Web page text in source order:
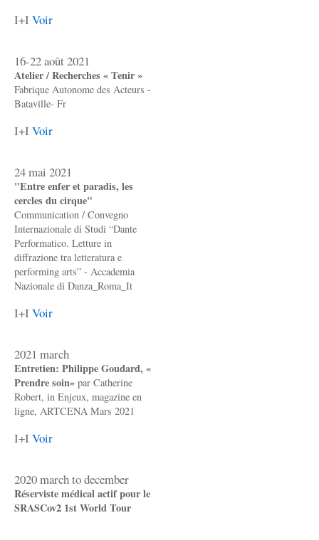
I+I Voir
16-22 août 2021
Atelier / Recherches « Tenir »
Fabrique Autonome des Acteurs -
Bataville- Fr
I+I Voir
24 mai 2021
"Entre enfer et paradis, les
cercles du cirque"
Communication / Convegno
Internazionale di Studi “Dante
Performatico. Letture in
diffrazione tra letteratura e
performing arts” - Accademia
Nazionale di Danza_Roma_It
I+I Voir
2021 march
Entretien: Philippe Goudard, «
Prendre soin» par Catherine
Robert, in Enjeux, magazine en
ligne, ARTCENA Mars 2021
I+I Voir
2020 march to december
Réserviste médical actif pour le
SRASCov2 1st World Tour